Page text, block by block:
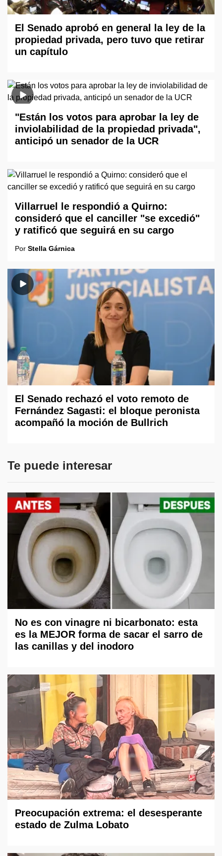
El Senado aprobó en general la ley de la
propiedad privada, pero tuvo que retirar
un capítulo
"Están los votos para aprobar la ley de
inviolabilidad de la propiedad privada",
anticipó un senador de la UCR
Villarruel le respondió a Quirno:
consideró que el canciller "se excedió"
y ratificó que seguirá en su cargo
Por Stella Gárnica
El Senado rechazó el voto remoto de
Fernández Sagasti: el bloque peronista
acompañó la moción de Bullrich
Te puede interesar
No es con vinagre ni bicarbonato: esta
es la MEJOR forma de sacar el sarro de
las canillas y del inodoro
Preocupación extrema: el desesperante
estado de Zulma Lobato